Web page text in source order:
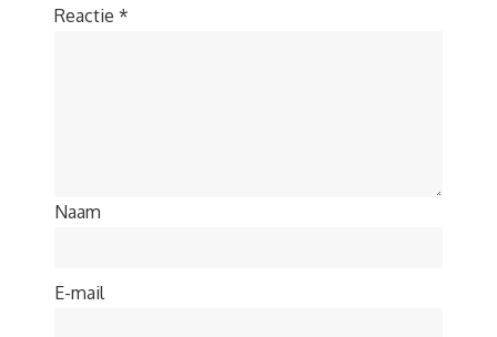
Reactie *
Naam
E-mail